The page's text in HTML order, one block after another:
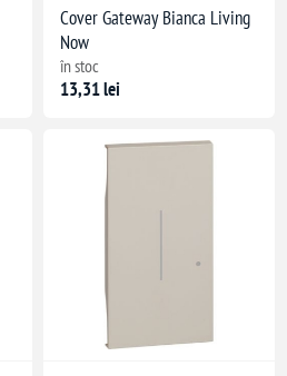
Cover Gateway Bianca Living
Now
în stoc
13,31 lei